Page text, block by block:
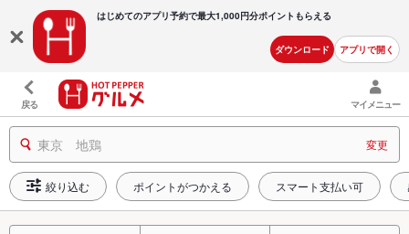
はじめてのアプリ予約で最大1,000円分ポイントもらえる
ダウンロード アプリで開く
戻る マイメニュー
東京 地鶏 変更
絞り込む ポイントがつかえる スマート支払い可